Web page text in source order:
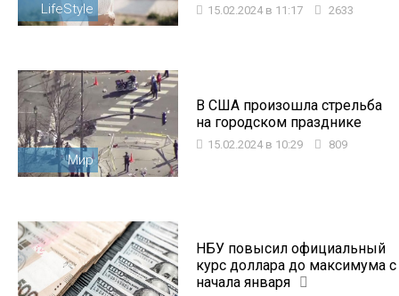
LifeStyle 15.02.2024 в 11:17 2633
Мир
В США произошла стрельба
на городском празднике
15.02.2024 в 10:29 809
НБУ повысил официальный
курс доллара до максимума с
начала января